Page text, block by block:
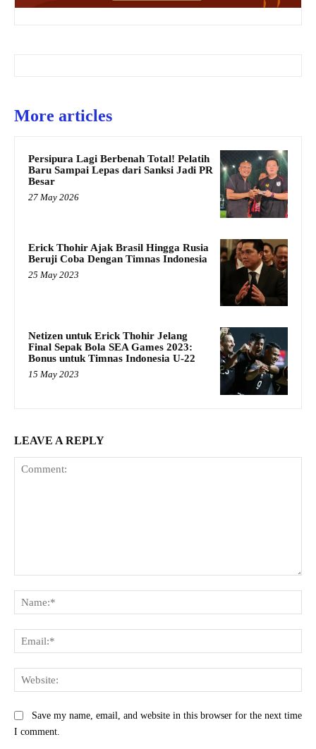
More articles
Persipura Lagi Berbenah Total! Pelatih
Baru Sampai Lepas dari Sanksi Jadi PR
Besar
27 May 2026
Erick Thohir Ajak Brasil Hingga Rusia
Beruji Coba Dengan Timnas Indonesia
25 May 2023
Netizen untuk Erick Thohir Jelang
Final Sepak Bola SEA Games 2023:
Bonus untuk Timnas Indonesia U-22
15 May 2023
LEAVE A REPLY
Save my name, email, and website in this browser for the next time
I comment.